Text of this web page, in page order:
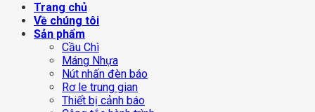
Trang chủ
Về chúng tôi
Sản phẩm
Cầu Chì
Máng Nhựa
Nút nhấn đèn báo
Rơ le trung gian
Thiết bị cảnh báo